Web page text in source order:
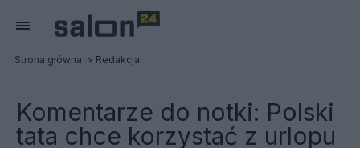
Strona główna Redakcja
Komentarze do notki: Polski
tata chce korzystać z urlopu